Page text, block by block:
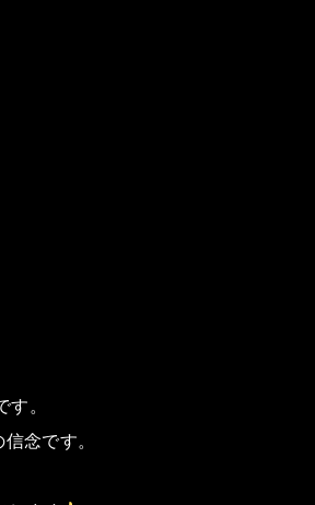
。
念です。